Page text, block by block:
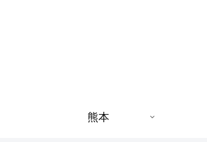
熊本